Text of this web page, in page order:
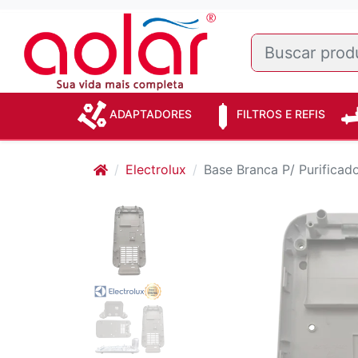
ADAPTADORES FILTROS E REFIS
Electrolux Base Branca P/